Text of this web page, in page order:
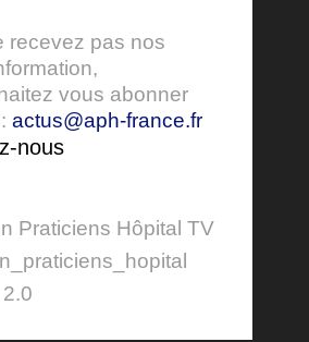
recevez pas nos
vous abonner
actus@aph-france.fr
nous
Praticiens Hôpital TV